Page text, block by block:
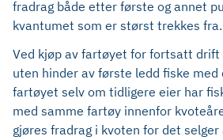
fradrag både etter første og annet
kvantumet som er størst trekkes fra.
Ved kjøp av fartøyet for fortsatt
uten hinder av første ledd fiske med
fartøyet selv om tidligere eier har
med samme fartøy innenfor
gjøres fradrag i kvoten for det